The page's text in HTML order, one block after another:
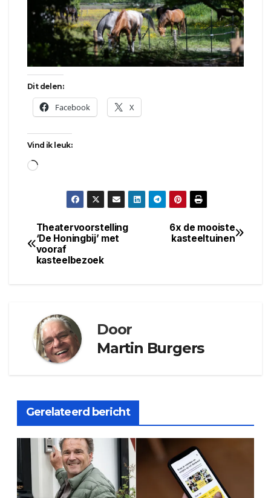
Dit delen:
Facebook X
Vind ik leuk:
Aan
Bericht
navigatie
6x de mooiste
kasteeltuinen
Theatervoorstelling
‘De Honingbij’ met
vooraf
kasteelbezoek
Door
Martin Burgers
Gerelateerd bericht